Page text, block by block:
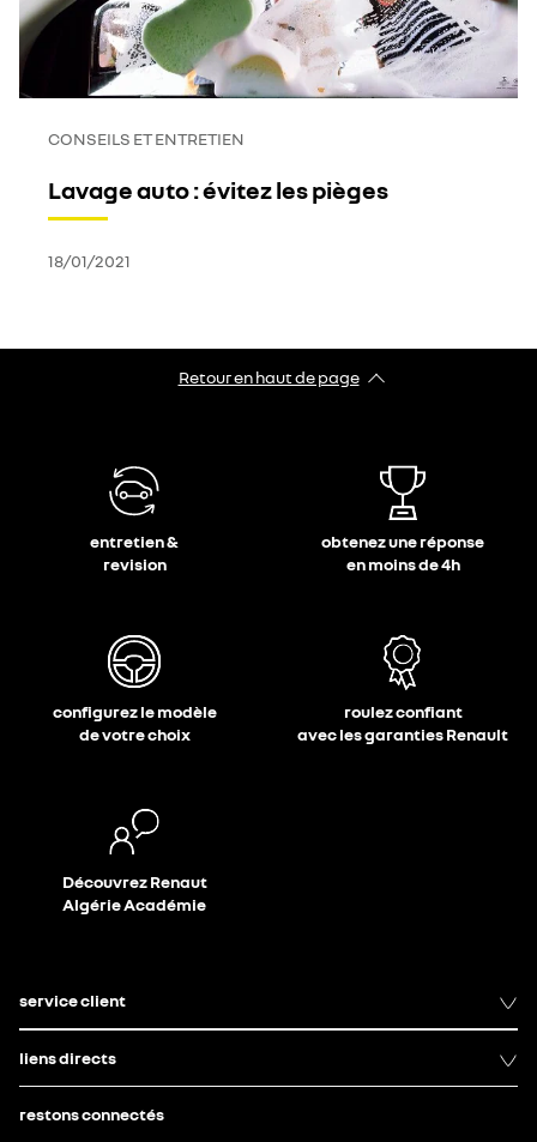
CONSEILS ET ENTRETIEN
Lavage auto : évitez les pièges
18/01/2021
Retour en haut de page​
entretien &
revision
obtenez une réponse
en moins de 4h
configurez le modèle
de votre choix
roulez confiant
avec les garanties Renault
Découvrez Renaut
Algérie Académie
service client
liens directs
restons connectés